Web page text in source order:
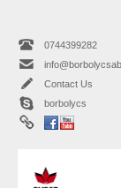
0744399282
Contact Us
borbolycs